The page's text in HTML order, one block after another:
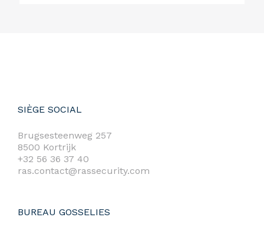
SIÈGE SOCIAL
Brugsesteenweg 257
8500 Kortrijk
+32 56 36 37 40
ras.contact@rassecurity.com
BUREAU GOSSELIES